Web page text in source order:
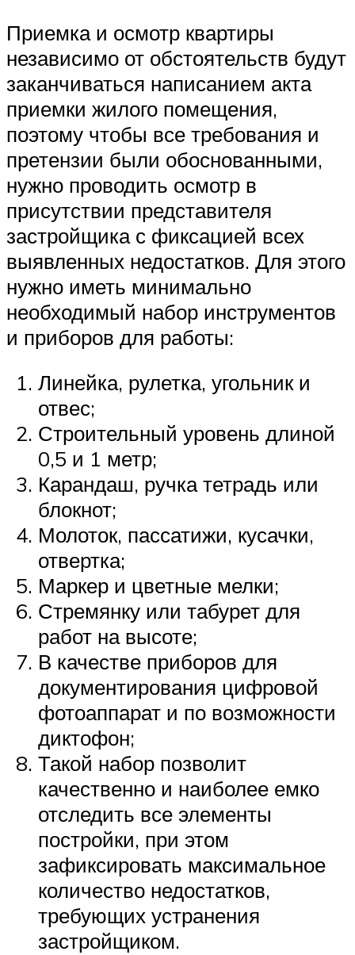
Приемка и осмотр квартиры
независимо от обстоятельств будут
заканчиваться написанием акта
приемки жилого помещения,
поэтому чтобы все требования и
претензии были обоснованными,
нужно проводить осмотр в
присутствии представителя
застройщика с фиксацией всех
выявленных недостатков. Для этого
нужно иметь минимально
необходимый набор инструментов
и приборов для работы:
Линейка, рулетка, угольник и
отвес;
Строительный уровень длиной
0,5 и 1 метр;
Карандаш, ручка тетрадь или
блокнот;
Молоток, пассатижи, кусачки,
отвертка;
Маркер и цветные мелки;
Стремянку или табурет для
работ на высоте;
В качестве приборов для
документирования цифровой
фотоаппарат и по возможности
диктофон;
Такой набор позволит
качественно и наиболее емко
отследить все элементы
постройки, при этом
зафиксировать максимальное
количество недостатков,
требующих устранения
застройщиком.